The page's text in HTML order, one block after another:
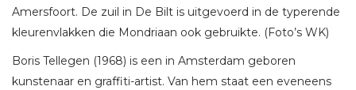
Amersfoort. De zuil in De Bilt is uitgevoerd in de typerende
kleurenvlakken die Mondriaan ook gebruikte. (Foto’s WK)
Boris Tellegen (1968) is een in Amsterdam geboren
kunstenaar en graffiti-artist. Van hem staat een eveneens